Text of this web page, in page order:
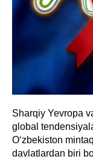
Sharqiy Yevropa
global
O‘zbekiston
davlatlardan biri